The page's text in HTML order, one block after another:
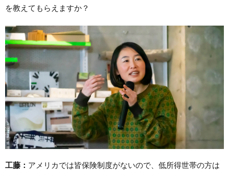
を教えてもらえますか？
工藤： アメリカでは皆保険制度がないので、低所得世帯の方は